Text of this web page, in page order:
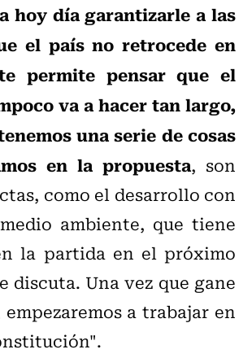
hoy día garantizarle a las
el país no retrocede en
permite pensar que el
va a hacer tan largo,
una serie de cosas
en la propuesta, son
como el desarrollo con
ambiente, que tiene
la partida en el próximo
discuta. Una vez que gane
empezaremos a trabajar en